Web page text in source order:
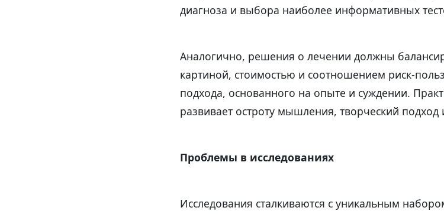
диагноза и выбора наиболее информативных
Аналогично, решения о лечении должны
картиной, стоимостью и соотношением риск-
подхода, основанного на опыте и суждении.
развивает остроту мышления, творческий подход
Проблемы в исследованиях
Исследования сталкиваются с уникальным